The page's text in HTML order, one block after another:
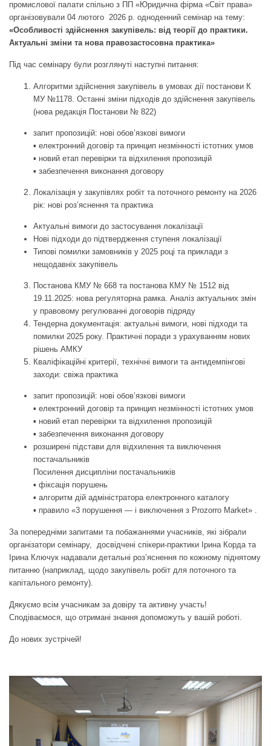
промислової палати спільно з ПП «Юридична фірма «Світ права»
організовували 04 лютого 2026 р. одноденний семінар на тему:
«Особливості здійснення закупівель: від теорії до практики.
Актуальні зміни та нова правозастосовна практика»
Під час семінару були розглянуті наступні питання:
Алгоритми здійснення закупівель в умовах дії постанови К
МУ №1178. Останні зміни підходів до здійснення закупівель
(нова редакція Постанови № 822)
запит пропозицій: нові обов’язкові вимоги
▪ електронний договір та принцип незмінності істотних умов
▪ новий етап перевірки та відхилення пропозицій
▪ забезпечення виконання договору
Локалізація у закупівлях робіт та поточного ремонту на 2026
рік: нові роз’яснення та практика
Актуальні вимоги до застосування локалізації
Нові підходи до підтвердження ступеня локалізації
Типові помилки замовників у 2025 році та приклади з
нещодавніх закупівель
Постанова КМУ № 668 та постанова КМУ № 1512 від
19.11.2025: нова регуляторна рамка. Аналіз актуальних змін
у правовому регулюванні договорів підряду
Тендерна документація: актуальні вимоги, нові підходи та
помилки 2025 року. Практичні поради з урахуванням нових
рішень АМКУ
Кваліфікаційні критерії, технічні вимоги та антидемпінгові
заходи: свіжа практика
запит пропозицій: нові обов’язкові вимоги
▪ електронний договір та принцип незмінності істотних умов
▪ новий етап перевірки та відхилення пропозицій
▪ забезпечення виконання договору
розширені підстави для відхилення та виключення
постачальників
Посилення дисципліни постачальників
▪ фіксація порушень
▪ алгоритм дій адміністратора електронного каталогу
▪ правило «3 порушення — і виключення з Prozorro Market» .
За попередніми запитами та побажаннями учасників, які зібрали
організатори семінару, досвідчені спікери-практики Ірина Корда та
Ірина Ключук надавали детальні роз’яснення по кожному піднятому
питанню (наприклад, щодо закупівель робіт для поточного та
капітального ремонту).
Дякуємо всім учасникам за довіру та активну участь!
Сподіваємося, що отримані знання допоможуть у вашій роботі.
До нових зустрічей!